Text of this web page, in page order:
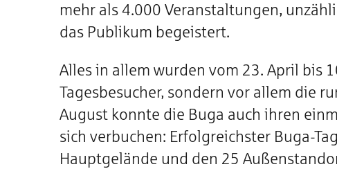
mehr als 4.000 Veranstaltungen,
das Publikum begeistert.
Alles in allem wurden vom 23. April bis
Tagesbesucher, sondern vor allem die
August konnte die Buga auch ihren
sich verbuchen: Erfolgreichster Buga-
Hauptgelände und den 25